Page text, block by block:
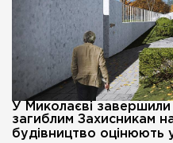
У Миколаєві
загиблим Захисникам
будівництво оцінюють